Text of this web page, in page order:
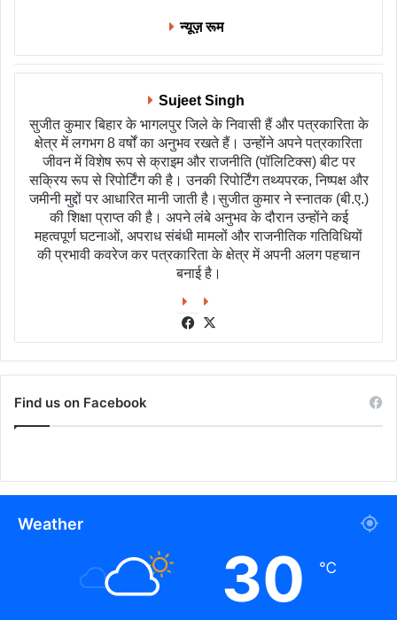
न्यूज़ रूम
Sujeet Singh
सुजीत कुमार बिहार के भागलपुर जिले के निवासी हैं और पत्रकारिता के
क्षेत्र में लगभग 8 वर्षों का अनुभव रखते हैं। उन्होंने अपने पत्रकारिता
जीवन में विशेष रूप से क्राइम और राजनीति (पॉलिटिक्स) बीट पर
सक्रिय रूप से रिपोर्टिंग की है। उनकी रिपोर्टिंग तथ्यपरक, निष्पक्ष और
जमीनी मुद्दों पर आधारित मानी जाती है।सुजीत कुमार ने स्नातक (बी.ए.)
की शिक्षा प्राप्त की है। अपने लंबे अनुभव के दौरान उन्होंने कई
महत्वपूर्ण घटनाओं, अपराध संबंधी मामलों और राजनीतिक गतिविधियों
की प्रभावी कवरेज कर पत्रकारिता के क्षेत्र में अपनी अलग पहचान
बनाई है।
Facebook
Find us on Facebook
Weather
30 ℃